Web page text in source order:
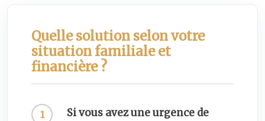
Quelle solution selon votre
situation familiale et
financière ?
Si vous avez une urgence de